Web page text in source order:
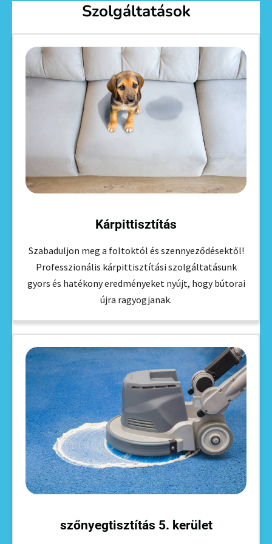
Szolgáltatások
Kárpittisztítás
Szabaduljon meg a foltoktól és szennyeződésektől!
Professzionális kárpittisztítási szolgáltatásunk
gyors és hatékony eredményeket nyújt, hogy bútorai
újra ragyogjanak.
szőnyegtisztítás 5. kerület